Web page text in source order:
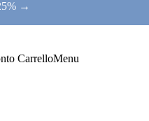
→
CarrelloMenu